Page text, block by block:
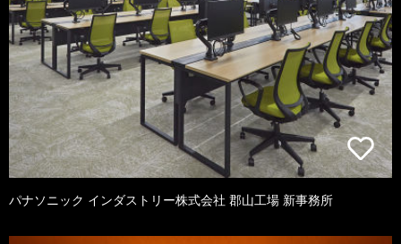
パナソニック インダストリー株式会社 郡山工場 新事務所